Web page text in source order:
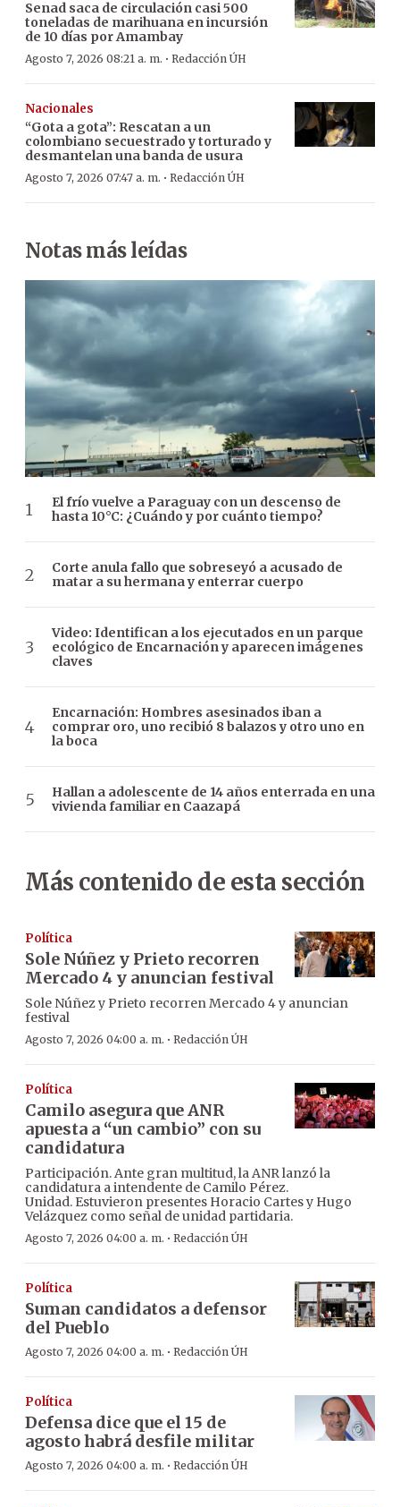
Senad saca de circulación casi 500
toneladas de marihuana en incursión
de 10 días por Amambay
Agosto 7, 2026 08:21 a. m. · Redacción ÚH
Nacionales
“Gota a gota”: Rescatan a un
colombiano secuestrado y torturado y
desmantelan una banda de usura
Agosto 7, 2026 07:47 a. m. · Redacción ÚH
Notas más leídas
El frío vuelve a Paraguay con un descenso de
hasta 10°C: ¿Cuándo y por cuánto tiempo?
Corte anula fallo que sobreseyó a acusado de
matar a su hermana y enterrar cuerpo
Video: Identifican a los ejecutados en un parque
ecológico de Encarnación y aparecen imágenes
claves
Encarnación: Hombres asesinados iban a
comprar oro, uno recibió 8 balazos y otro uno en
la boca
Hallan a adolescente de 14 años enterrada en una
vivienda familiar en Caazapá
Más contenido de esta sección
Política
Sole Núñez y Prieto recorren
Mercado 4 y anuncian festival
Sole Núñez y Prieto recorren Mercado 4 y anuncian
festival
Agosto 7, 2026 04:00 a. m. · Redacción ÚH
Política
Camilo asegura que ANR
apuesta a “un cambio” con su
candidatura
Participación. Ante gran multitud, la ANR lanzó la
candidatura a intendente de Camilo Pérez.
Unidad. Estuvieron presentes Horacio Cartes y Hugo
Velázquez como señal de unidad partidaria.
Agosto 7, 2026 04:00 a. m. · Redacción ÚH
Política
Suman candidatos a defensor
del Pueblo
Agosto 7, 2026 04:00 a. m. · Redacción ÚH
Política
Defensa dice que el 15 de
agosto habrá desfile militar
Agosto 7, 2026 04:00 a. m. · Redacción ÚH